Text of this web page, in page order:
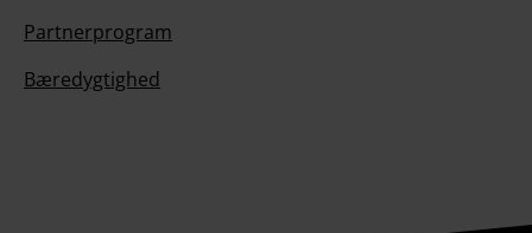
Partnerprogram
Bæredygtighed